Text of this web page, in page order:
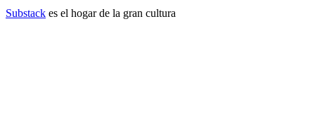
Substack es el hogar de la gran cultura